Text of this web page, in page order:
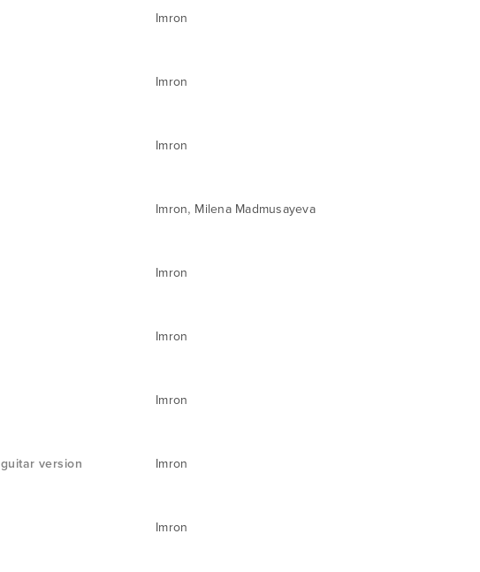
Imron
Imron
Imron
Imron, Milena Madmusayeva
Imron
Imron
Imron
guitar version Imron
Imron